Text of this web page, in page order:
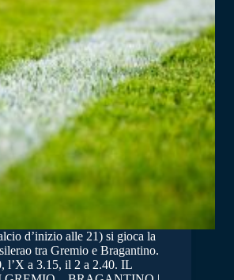
d’inizio alle 21) si gioca la
tra Gremio e Bragantino.
l’X a 3.15, il 2 a 2.40. IL